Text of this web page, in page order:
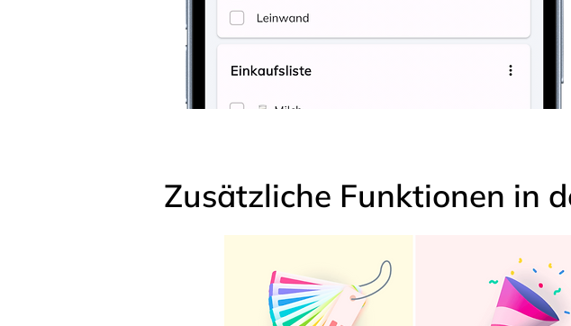
Zusätzliche Funktionen in